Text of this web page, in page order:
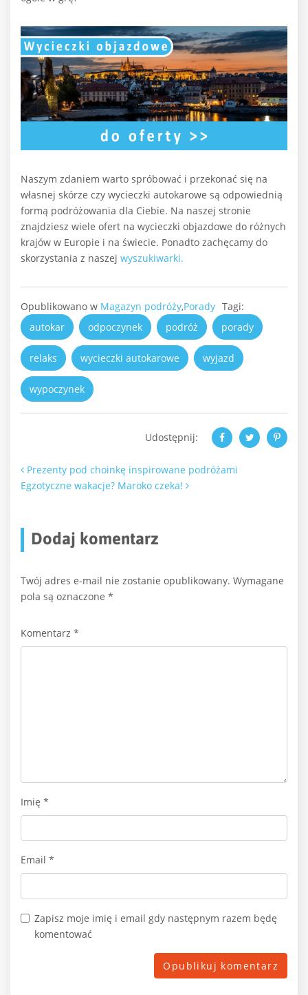
Naszym zdaniem warto spróbować i przekonać się na
własnej skórze czy wycieczki autokarowe są odpowiednią
formą podróżowania dla Ciebie. Na naszej stronie
znajdziesz wiele ofert na wycieczki objazdowe do różnych
krajów w Europie i na świecie. Ponadto zachęcamy do
skorzystania z naszej wyszukiwarki.
Opublikowano w Magazyn podróży,Porady Tagi:
autokar
odpoczynek podróż porady
relaks wycieczki autokarowe wyjazd
wypoczynek
Udostępnij:
Nawigacja po artykułach
Prezenty pod choinkę inspirowane podróżami
Egzotyczne wakacje? Maroko czeka!
Dodaj komentarz
Twój adres e-mail nie zostanie opublikowany. Wymagane
pola są oznaczone *
Komentarz *
Imię *
Email *
Zapisz moje imię i email gdy następnym razem będę
komentować